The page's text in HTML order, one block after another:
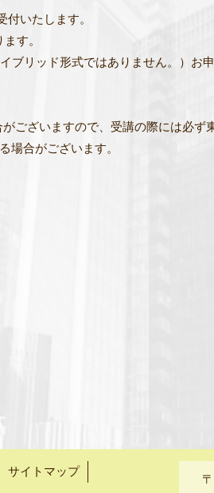
付いたします。
す。
リッド形式ではありません。）お
ございますので、受講の際には必ず
場合がございます。
サイトマップ